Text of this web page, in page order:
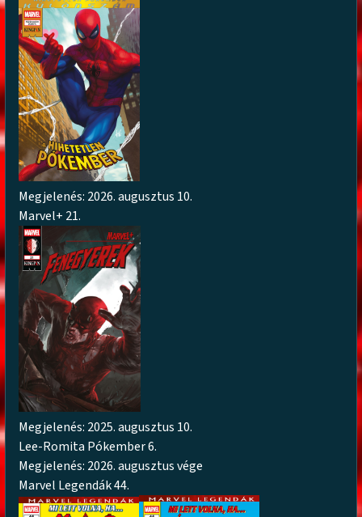
Megjelenés: 2026. augusztus 10.
Marvel+ 21.
Megjelenés: 2025. augusztus 10.
Lee-Romita Pókember 6.
Megjelenés: 2026. augusztus vége
Marvel Legendák 44.